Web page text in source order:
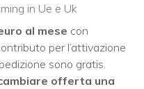
in Ue e Uk
al mese con
per l’attivazione
sono gratis.
offerta una